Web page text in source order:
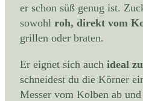
er schon süß genug ist.
sowohl roh, direkt vom
grillen oder braten.
Er eignet sich auch ideal
schneidest du die Körner
Messer vom Kolben ab